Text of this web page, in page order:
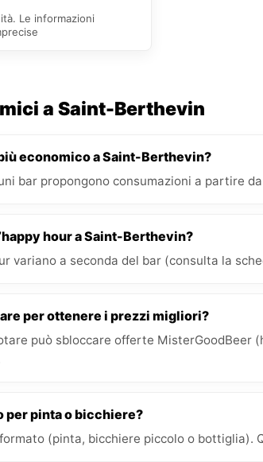
Le informazioni
a Saint-Berthevin
economico a Saint-Berthevin?
bar propongono consumazioni a partire
hour a Saint-Berthevin?
variano a seconda del bar (consulta la
per ottenere i prezzi migliori?
può sbloccare offerte MisterGoodBeer
per pinta o bicchiere?
(pinta, bicchiere piccolo o bottiglia).